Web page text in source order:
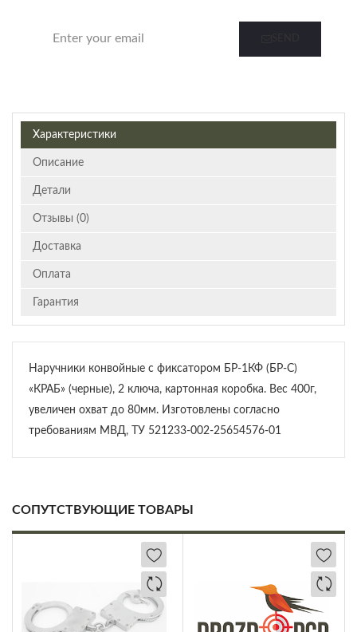
Характеристики
Описание
Детали
Отзывы (0)
Доставка
Оплата
Гарантия
Наручники конвойные с фиксатором БР-1КФ (БР-С)
«КРАБ» (черные), 2 ключа, картонная коробка. Вес 400г,
увеличен охват до 80мм. Изготовлены согласно
требованиям МВД, ТУ 521233-002-25654576-01
СОПУТСТВУЮЩИЕ ТОВАРЫ